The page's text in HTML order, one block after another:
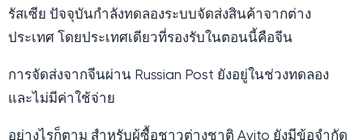
รัสเซีย ปัจจุบันกำลังทดลองระบบจัดส่งสินค้าจากต่าง
ประเทศ โดยประเทศเดียวที่รองรับในตอนนี้คือจีน
การจัดส่งจากจีนผ่าน Russian Post ยังอยู่ในช่วงทดลอง
และไม่มีค่าใช้จ่าย
อย่างไรก็ตาม สำหรับผู้ซื้อชาวต่างชาติ Avito ยังมีข้อจำกัด